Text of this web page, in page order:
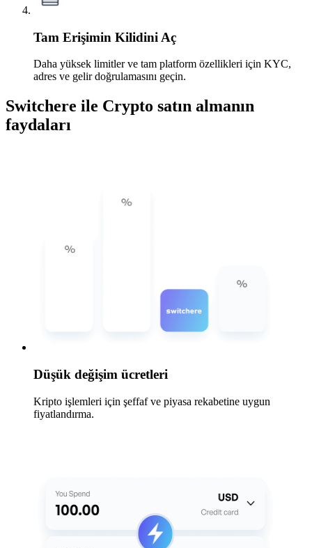
Tam Erişimin Kilidini Aç
Daha yüksek limitler ve tam platform özellikleri için KYC,
adres ve gelir doğrulamasını geçin.
Switchere ile Crypto satın almanın
faydaları
Düşük değişim ücretleri
Kripto işlemleri için şeffaf ve piyasa rekabetine uygun
fiyatlandırma.